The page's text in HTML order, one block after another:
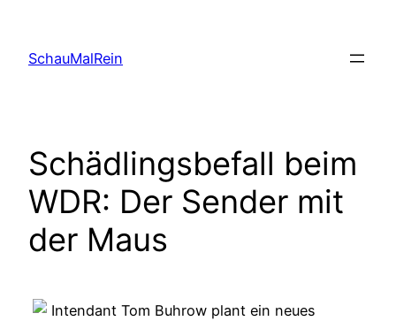
content
SchauMalRein
Schädlingsbefall beim
WDR: Der Sender mit
der Maus
Intendant Tom Buhrow plant ein neues